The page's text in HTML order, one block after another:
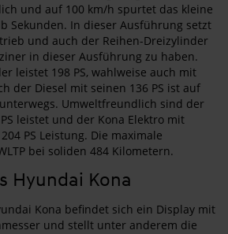
und auf 100 km/h spurtet das kleine
Sekunden. In dieser Ausführung setzt
und auch der Reihen-Dreizylinder
in dieser Ausführung zu haben.
leistet 198 PS, wahlweise auch mit
der Diesel mit seinen 136 PS ist auf
Umweltfreundlich sind der
leistet und der Kona Elektro mit
PS Leistung. Die maximale
bei soliden 484 Kilometern.
Hyundai Kona
Kona befindet sich ein Display mit
und stellt unter anderem die